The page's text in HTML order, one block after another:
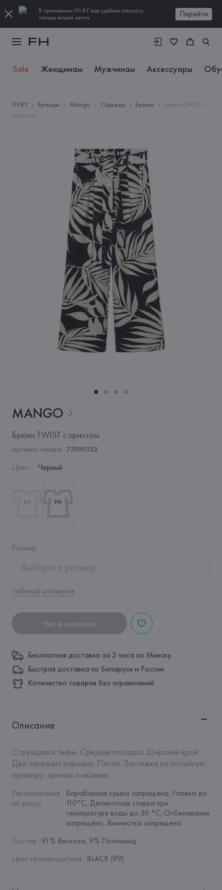
В приложении FH.BY еще удобнее покупать
товары вашей мечты
Перейти
Sale Женщинам Мужчинам Аксессуары
FH.BY Бренды Mango Одежда Брюки
Брюки TWIST с
принтом
MANGO
Брюки TWIST с принтом
Артикул товара: 77090352
Цвет: Черный
Размер:
Выберите размер
Таблица размеров
Нет в наличии
Бесплатная доставка за 2 часа по Минску
Быстрая доставка по Беларуси и России
Количество товаров без ограничений
Описание
Струящаяся ткань. Средняя посадка. Широкий крой.
Два передних кармана. Петли. Застежка на потайную
пуговицу, крючок и молнию.
Рекомендация
по уходу:
Барабанная сушка запрещена, Глажка до
110°C, Деликатная стирка при
температуре воды до 30 °C, Отбеливание
запрещено, Химчистка запрещена
Состав: 91% Вискоза, 9% Полиамид
Цвет производителя: BLACK (99)